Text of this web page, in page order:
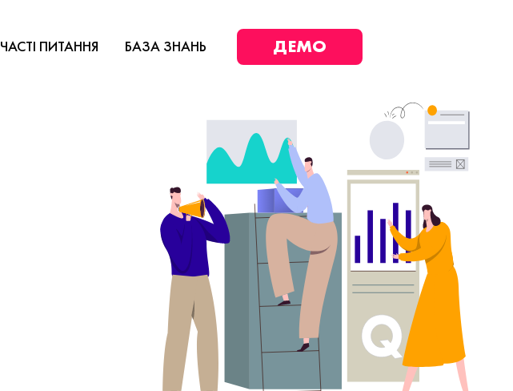
ЧАСТІ ПИТАННЯ БАЗА ЗНАНЬ ДЕМО